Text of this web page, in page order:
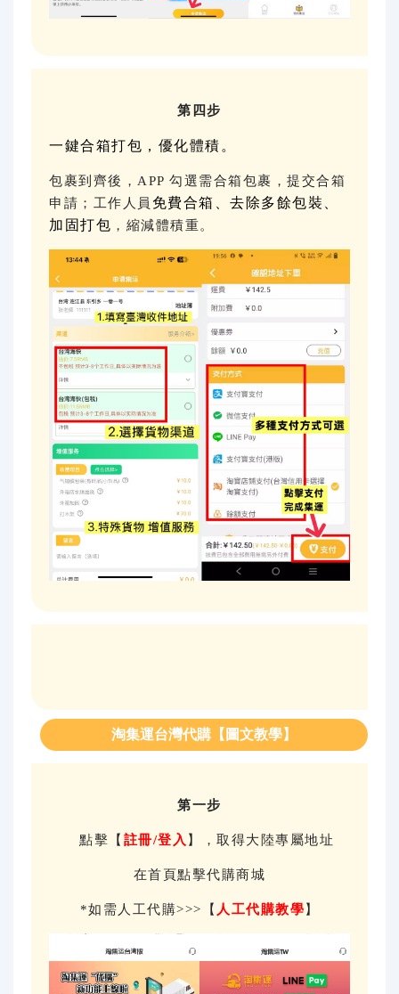
第四步
一鍵合箱打包，優化體積。
包裹到齊後，APP 勾選需合箱包裹，提交合箱
申請；工作人員 免費合箱、去除多餘包裝、
加固打包 ，縮減體積重。
淘集運台灣代購【圖文教學】
第一步
點擊【 註冊/登入 】，取得大陸專屬地址
在首頁點擊代購商城
*如需人工代購>>>【 人工代購教學 】